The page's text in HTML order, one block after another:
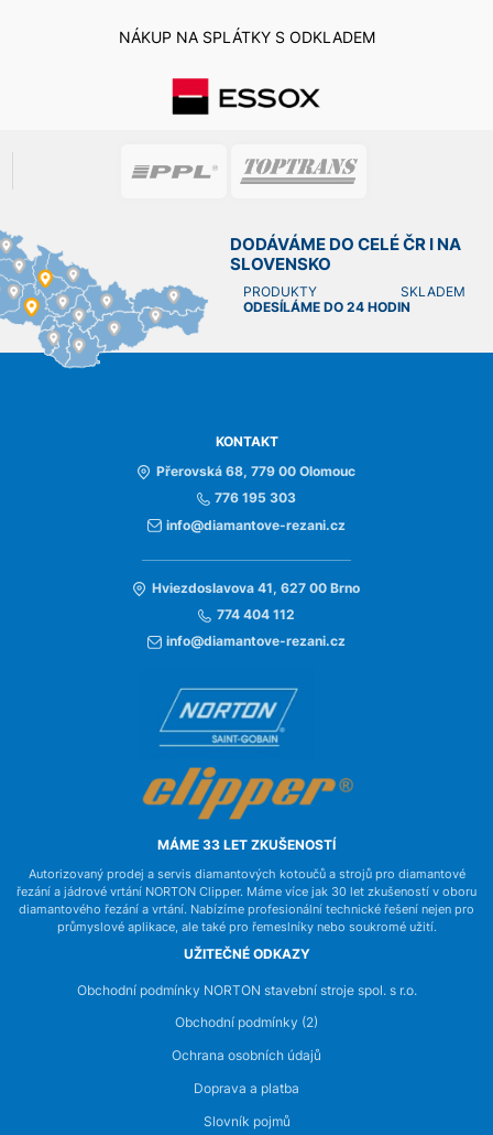
NÁKUP NA SPLÁTKY S ODKLADEM
DODÁVÁME DO CELÉ ČR I NA
SLOVENSKO
PRODUKTY SKLADEM
ODESÍLÁME DO 24 HODIN
KONTAKT
Přerovská 68, 779 00 Olomouc
776 195 303
info@diamantove-rezani.cz
Hviezdoslavova 41, 627 00 Brno
774 404 112
info@diamantove-rezani.cz
MÁME 33 LET ZKUŠENOSTÍ
Autorizovaný prodej a servis diamantových kotoučů a strojů pro diamantové
řezání a jádrové vrtání NORTON Clipper. Máme více jak 30 let zkušeností v oboru
diamantového řezání a vrtání. Nabízíme profesionální technické řešení nejen pro
průmyslové aplikace, ale také pro řemeslníky nebo soukromé užití.
UŽITEČNÉ ODKAZY
Obchodní podmínky NORTON stavební stroje spol. s r.o.
Obchodní podmínky (2)
Ochrana osobních údajů
Doprava a platba
Slovník pojmů